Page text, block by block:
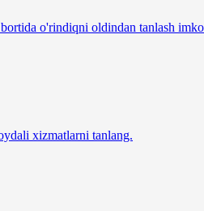
o'rindiqni oldindan tanlash
xizmatlarni tanlang.